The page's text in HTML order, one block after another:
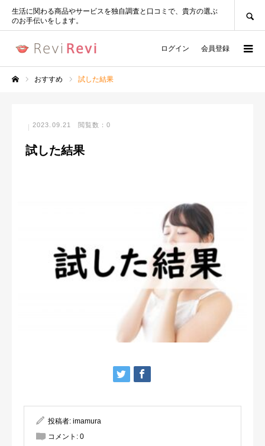
生活に関わる商品やサービスを独自調査と口コミで、貴方の選ぶ
のお手伝いをします。
ログイン 会員登録
おすすめ 試した結果
2023.09.21 閲覧数：0
試した結果
投稿者: imamura
コメント: 0